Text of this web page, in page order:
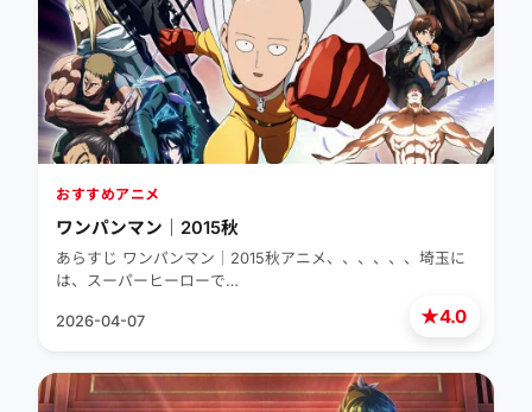
★4.0
おすすめアニメ
ワンパンマン｜2015秋
あらすじ ワンパンマン｜2015秋アニメ、、、、、、埼玉に
は、スーパーヒーローで…
2026-04-07